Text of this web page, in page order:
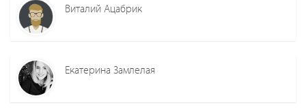
Виталий Ацабрик
Екатерина Замлелая